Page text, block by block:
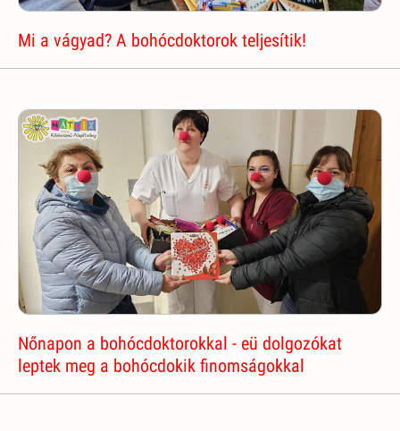
Mi a vágyad? A bohócdoktorok teljesítik!
Nőnapon a bohócdoktorokkal - eü dolgozókat
leptek meg a bohócdokik finomságokkal